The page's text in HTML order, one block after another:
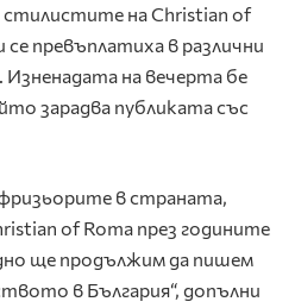
стилистите на Christian of
превъплатиха в различни
на вечерта бе
зарадва публиката със
в страната,
of Roma през годините
ще продължим да пишем
в България“, допълни